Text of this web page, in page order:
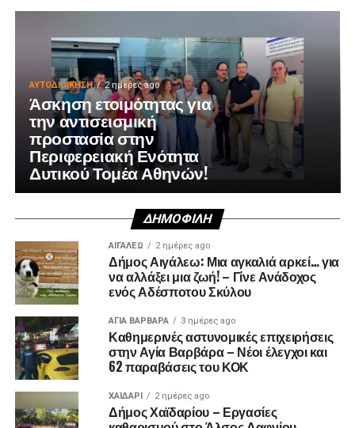
ΑΥΤΟΔΙΟΊΚΗΣΗ 2 ημέρες ago
Άσκηση ετοιμότητας για
την αντισεισμική
προστασία στην
Περιφερειακή Ενότητα
Δυτικού Τομέα Αθηνών!
ΔΗΜΟΦΙΛΉ
ΑΙΓΑΛΕΩ 2 ημέρες ago
Δήμος Αιγάλεω: Μια αγκαλιά αρκεί… για
να αλλάξει μια ζωή! – Γίνε Ανάδοχος
ενός Αδέσποτου Σκύλου
ΑΓΙΑ ΒΑΡΒΑΡΑ 3 ημέρες ago
Καθημερινές αστυνομικές επιχειρήσεις
στην Αγία Βαρβάρα – Νέοι έλεγχοι και
62 παραβάσεις του ΚΟΚ
ΧΑΪΔΑΡΙ 2 ημέρες ago
Δήμος Χαϊδαρίου – Εργασίες